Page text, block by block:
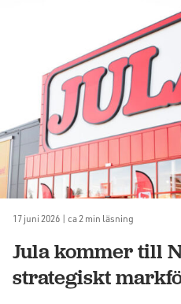
17 juni 2026 | ca 2 min läsning
Jula kommer till
strategiskt